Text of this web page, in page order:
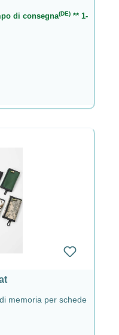
di consegna(DE)** 1-
memoria per schede